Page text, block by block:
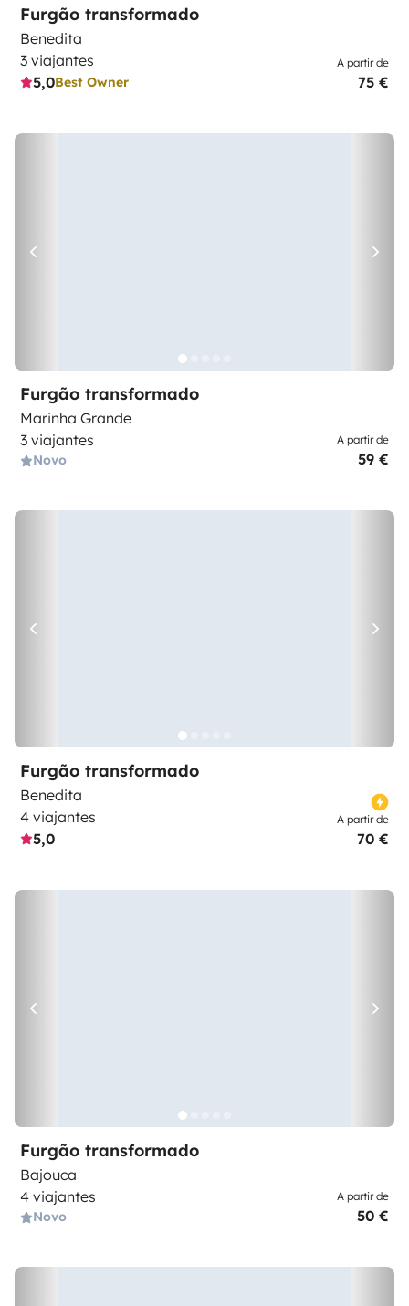
Furgão transformado
Benedita
3 viajantes
5,0Best Owner
A partir de
75 €
Furgão transformado
Marinha Grande
3 viajantes
Novo
A partir de
59 €
Furgão transformado
Benedita
4 viajantes
5,0
A partir de
70 €
Furgão transformado
Bajouca
4 viajantes
Novo
A partir de
50 €